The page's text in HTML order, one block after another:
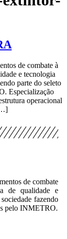
de combate à
e tecnologia
parte do seleto
Especialização
operacional
de combate
de qualidade e
fazendo
pelo INMETRO.